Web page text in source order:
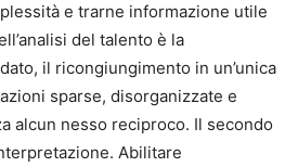
e trarne informazione utile
del talento è la
il ricongiungimento in un’unica
sparse, disorganizzate e
alcun nesso reciproco. Il secondo
Abilitare